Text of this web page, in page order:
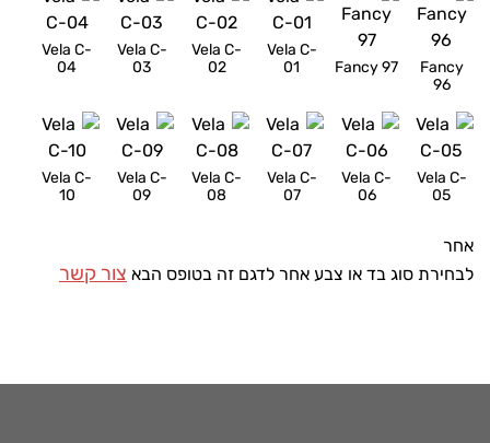
Fancy
96
Fancy 97
Vela C-
01
Vela C-
02
Vela C-
03
Vela C-
04
Vela C-
05
Vela C-
06
Vela C-
07
Vela C-
08
Vela C-
09
Vela C-
10
אחר
לבחירת סוג בד או צבע אחר לדגם זה בטופס הבא צור קשר